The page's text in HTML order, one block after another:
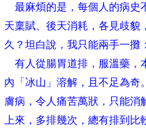
最麻煩的是，每個人的病史
天稟賦、後天消耗，各見歧貌
久？坦白說，我只能兩手一攤
有人從腸胃道排，服溫藥，
內「冰山」溶解，且不足為奇
膚病，令人痛苦萬狀，只能
上來，多排幾次，總有排到